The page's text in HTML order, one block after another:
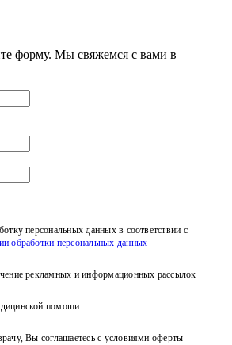
форму. Мы свяжемся с вами в
персональных данных в соответствии с
обработки персональных данных
рекламных и информационных рассылок
помощи
Вы соглашаетесь с условиями оферты